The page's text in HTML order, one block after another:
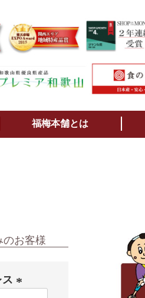
福梅本舗とは
のお客様
ス